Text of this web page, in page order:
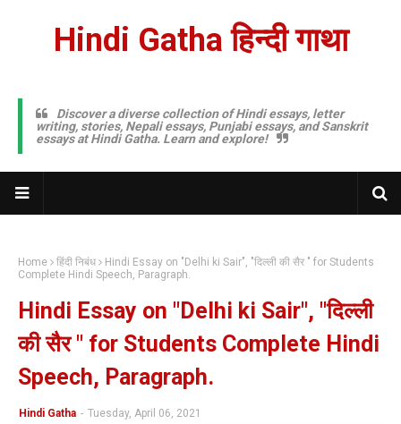
Hindi Gatha हिन्दी गाथा
Discover a diverse collection of Hindi essays, letter
writing, stories, Nepali essays, Punjabi essays, and Sanskrit
essays at Hindi Gatha. Learn and explore!
Home हिंदी निबंध
Hindi Essay on "Delhi ki Sair", "दिल्ली की सैर " for Students
Complete Hindi Speech, Paragraph.
Hindi Essay on "Delhi ki Sair", "दिल्ली
की सैर " for Students Complete Hindi
Speech, Paragraph.
Hindi Gatha - Tuesday, April 06, 2021